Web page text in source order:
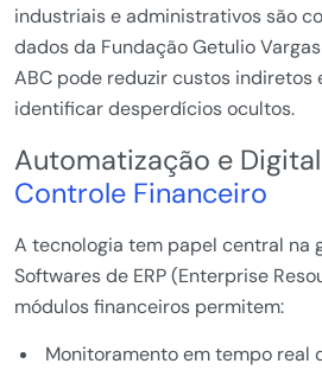
industriais e administrativos são
dados da Fundação Getulio
ABC pode reduzir custos indiretos
identificar desperdícios ocultos.
Automatização e
Controle Financeiro
A tecnologia tem papel central na
Softwares de ERP (Enterprise
módulos financeiros permitem:
Monitoramento em tempo real